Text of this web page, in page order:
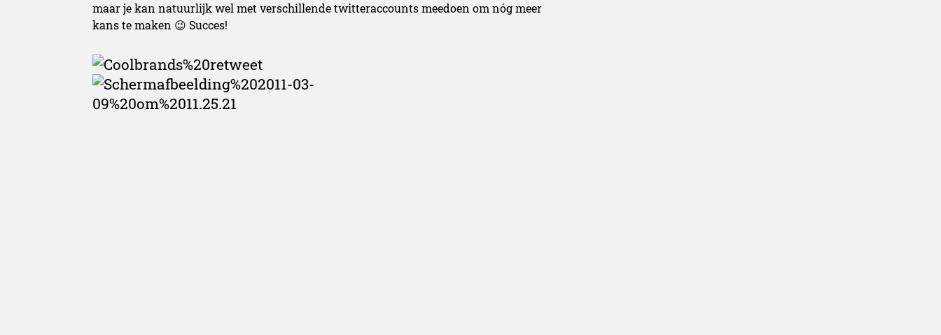
maar je kan natuurlijk wel met verschillende twitteraccounts meedoen om nóg meer
kans te maken 😉 Succes!